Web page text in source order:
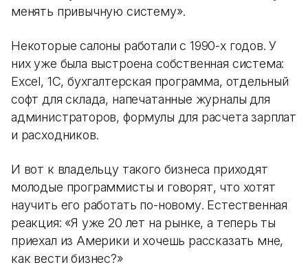
менять привычную систему».
Некоторые салоны работали с 1990-х годов. У
них уже была выстроена собственная система:
Excel, 1С, бухгалтерская программа, отдельный
софт для склада, напечатанные журналы для
администраторов, формулы для расчета зарплат
и расходников.
И вот к владельцу такого бизнеса приходят
молодые программисты и говорят, что хотят
научить его работать по-новому. Естественная
реакция: «Я уже 20 лет на рынке, а теперь ты
приехал из Америки и хочешь рассказать мне,
как вести бизнес?»